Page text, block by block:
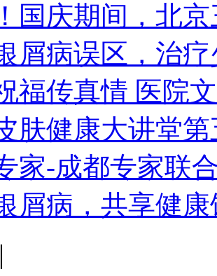
国庆期间，北
屑病误区，治
福传真情 医院
肤健康大讲堂第
家-成都专家联
屑病，共享健
|